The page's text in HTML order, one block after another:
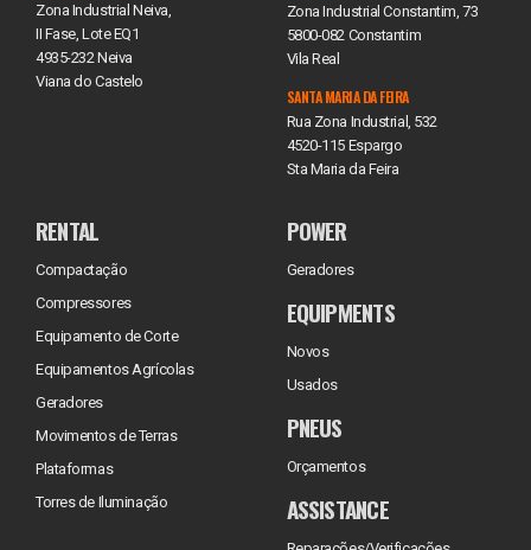
Zona Industrial Neiva,
II Fase, Lote EQ1
4935-232 Neiva
Viana do Castelo
Zona Industrial Constantim, 73
5800-082 Constantim
Vila Real
SANTA MARIA DA FEIRA
Rua Zona Industrial, 532
4520-115 Espargo
Sta Maria da Feira
RENTAL
Compactação
Compressores
Equipamento de Corte
Equipamentos Agrícolas
Geradores
Movimentos de Terras
Plataformas
Torres de Iluminação
POWER
Geradores
EQUIPMENTS
Novos
Usados
PNEUS
Orçamentos
ASSISTANCE